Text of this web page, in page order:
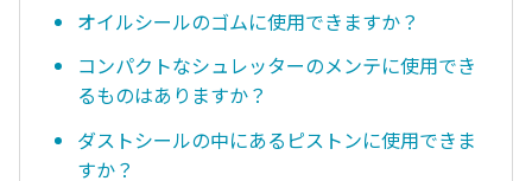
オイルシールのゴムに使用できますか？
コンパクトなシュレッターのメンテに使用でき
るものはありますか？
ダストシールの中にあるピストンに使用できま
すか？